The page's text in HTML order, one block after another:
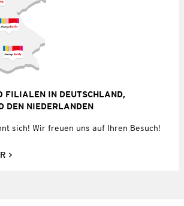
IN DEUTSCHLAND,
DEN NIEDERLANDEN
sich! Wir freuen uns auf Ihren Besuch!